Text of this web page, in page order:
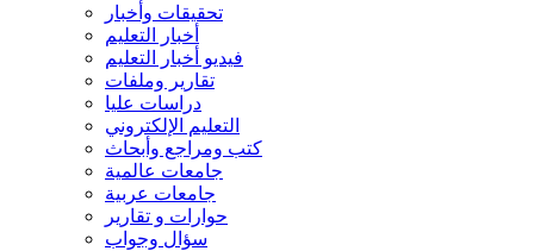
تحقيقات وأخبار
أخبار التعليم
فيديو أخبار التعليم
تقارير وملفات
دراسات عليا
التعليم الإلكتروني
كتب ومراجع وأبحاث
جامعات عالمية
جامعات عربية
حوارات و تقارير
سؤال وجواب